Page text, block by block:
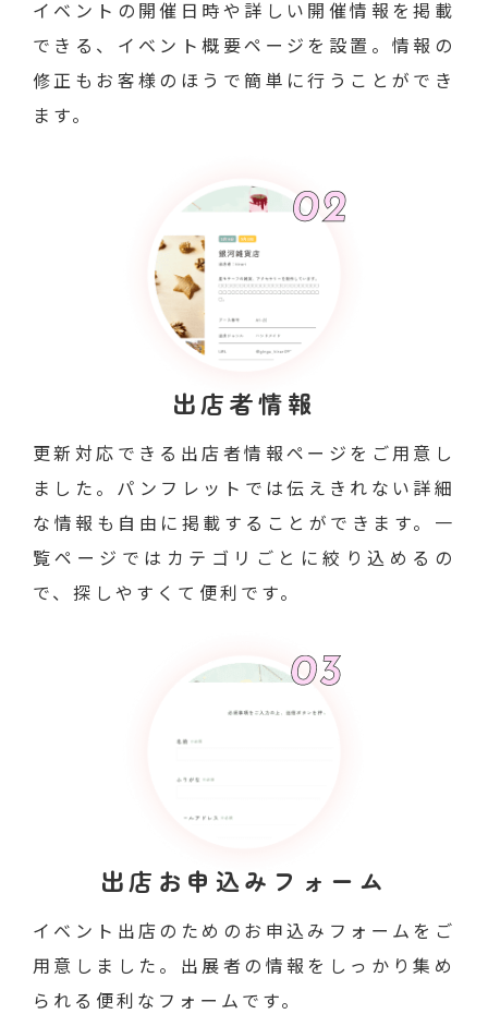
イベントの開催日時や詳しい開催情報を掲載
できる、イベント概要ページを設置。情報の
修正もお客様のほうで簡単に行うことができ
ます。
出店者情報
更新対応できる出店者情報ページをご用意し
ました。パンフレットでは伝えきれない詳細
な情報も自由に掲載することができます。一
覧ページではカテゴリごとに絞り込めるの
で、探しやすくて便利です。
出店お申込みフォーム
イベント出店のためのお申込みフォームをご
用意しました。出展者の情報をしっかり集め
られる便利なフォームです。